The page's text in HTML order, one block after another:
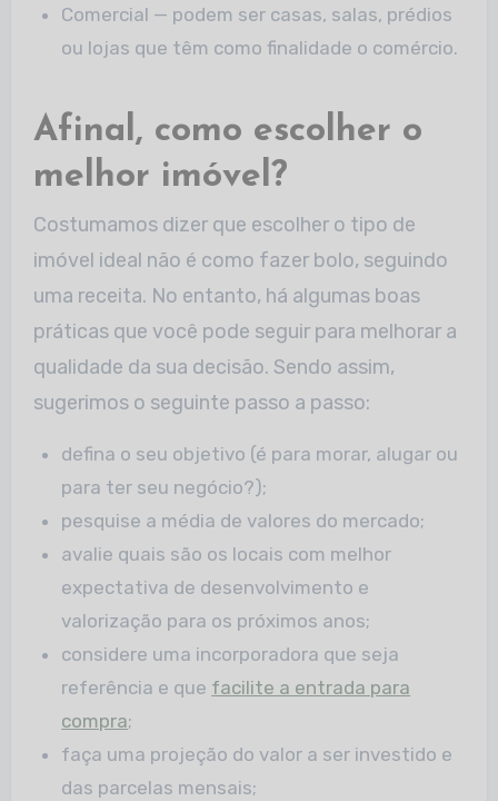
Comercial — podem ser casas, salas, prédios
ou lojas que têm como finalidade o comércio.
Afinal, como escolher o
melhor imóvel?
Costumamos dizer que escolher o tipo de
imóvel ideal não é como fazer bolo, seguindo
uma receita. No entanto, há algumas boas
práticas que você pode seguir para melhorar a
qualidade da sua decisão. Sendo assim,
sugerimos o seguinte passo a passo:
defina o seu objetivo (é para morar, alugar ou
para ter seu negócio?);
pesquise a média de valores do mercado;
avalie quais são os locais com melhor
expectativa de desenvolvimento e
valorização para os próximos anos;
considere uma incorporadora que seja
referência e que facilite a entrada para
compra;
faça uma projeção do valor a ser investido e
das parcelas mensais;